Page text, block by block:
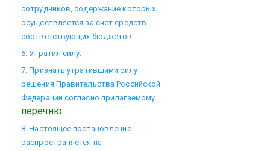
сотрудников, содержание которых
осуществляется за счет средств
соответствующих бюджетов.
6. Утратил силу.
7. Признать утратившими силу
решения Правительства Российской
Федерации согласно прилагаемому
перечню.
8. Настоящее постановление
распространяется на